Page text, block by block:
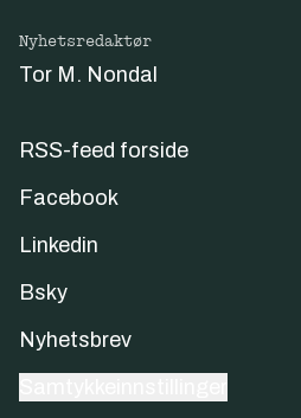
Nyhetsredaktør
Tor M. Nondal
RSS-feed forside
Facebook
Linkedin
Bsky
Nyhetsbrev